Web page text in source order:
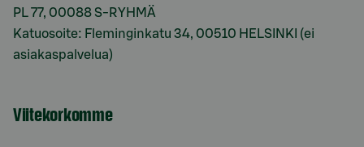
PL 77, 00088 S-RYHMÄ
Katuosoite: Fleminginkatu 34, 00510 HELSINKI (ei
asiakaspalvelua)
Viitekorkomme